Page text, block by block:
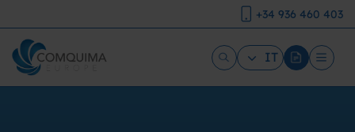
+34 936 460 403
IT